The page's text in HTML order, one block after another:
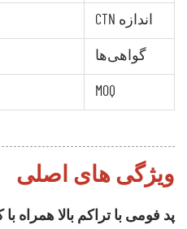
اندازه CTN
گواهی‌ها
MOQ
ویژگی های اصلی
پد فومی با تراکم بالا همراه